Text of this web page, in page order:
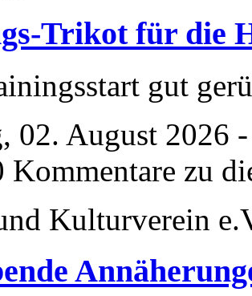
Trikot für die
gut
02. August 2026
Kommentare zu
Kulturverein